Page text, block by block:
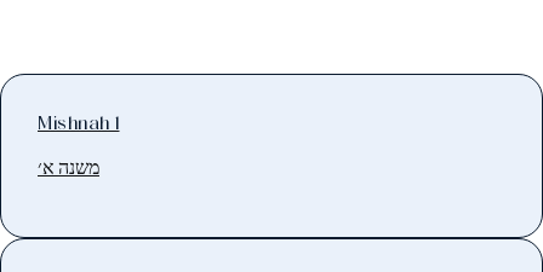
Mishnah 1
משנה א׳